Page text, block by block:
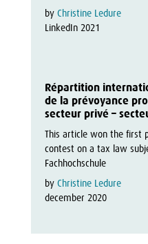
by Christine Ledure
LinkedIn 2021
Répartition
de la prévoyance
secteur privé –
This article won the first
contest on a tax law
Fachhochschule
by Christine Ledure
december 2020